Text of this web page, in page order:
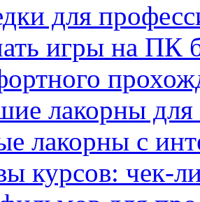
для
игры на ПК
лакорны для
лакорны с
курсов: чек-